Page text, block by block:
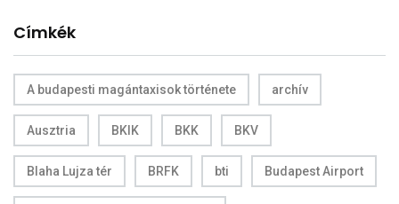
Címkék
A budapesti magántaxisok története archív
Ausztria BKIK BKK BKV
Blaha Lujza tér BRFK bti Budapest Airport